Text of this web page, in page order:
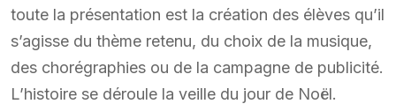
toute la présentation est la création des élèves qu’il
s’agisse du thème retenu, du choix de la musique,
des chorégraphies ou de la campagne de publicité.
L’histoire se déroule la veille du jour de Noël.